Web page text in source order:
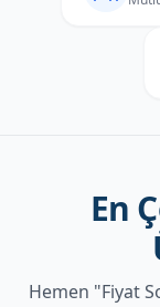
En
Hemen "Fiyat